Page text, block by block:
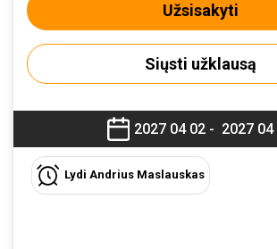
Užsisakyti
Siųsti užklausą
2027 04 02 - 2027 04
Lydi Andrius Maslauskas